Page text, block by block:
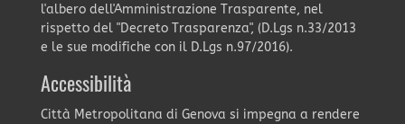
l'albero dell'Amministrazione Trasparente, nel
rispetto del "Decreto Trasparenza", (D.Lgs n.33/2013
e le sue modifiche con il D.Lgs n.97/2016).
Accessibilità
Città Metropolitana di Genova si impegna a rendere